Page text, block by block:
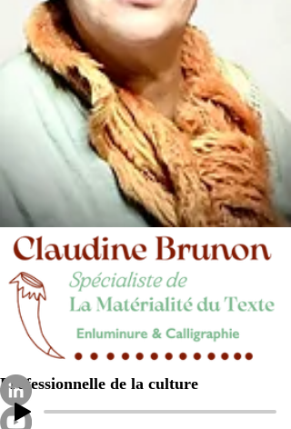
Professionnelle de la culture